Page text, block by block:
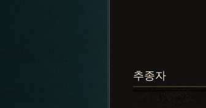
추종자